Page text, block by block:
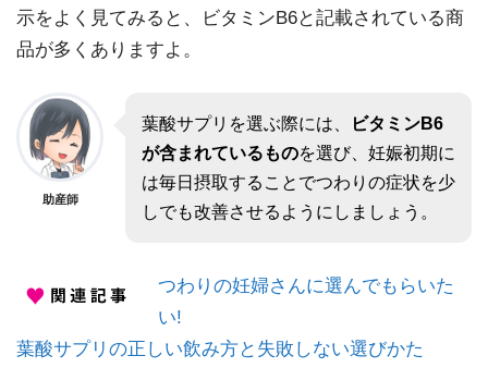
示をよく見てみると、ビタミンB6と記載されている商
品が多くありますよ。
助産師
葉酸サプリを選ぶ際には、
ビタミンB6
が含まれているものを選び、妊娠初期に
は毎日摂取することでつわりの症状を少
しでも改善させるようにしましょう。
つわりの妊婦さんに選んでもらいた
い!
葉酸サプリの正しい飲み方と失敗しない選びかた